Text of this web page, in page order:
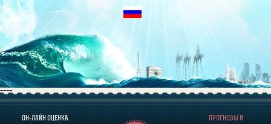
----
ОН-ЛАЙН ОЦЕНКА
ПРОГНОЗЫ И
О ПРОГРАММЕ